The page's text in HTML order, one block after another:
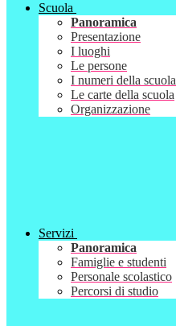
Scuola
Panoramica
Presentazione
I luoghi
Le persone
I numeri della scuola
Le carte della scuola
Organizzazione
Servizi
Panoramica
Famiglie e studenti
Personale scolastico
Percorsi di studio